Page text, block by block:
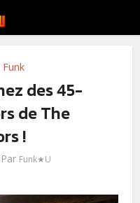
Funk
des 45-
de The
!
Par Funk★U